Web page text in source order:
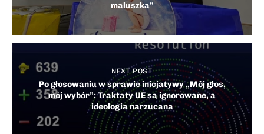
maluszka”
NEXT POST
Po głosowaniu w sprawie inicjatywy „Mój głos,
mój wybór”: Traktaty UE są ignorowane, a
ideologia narzucana